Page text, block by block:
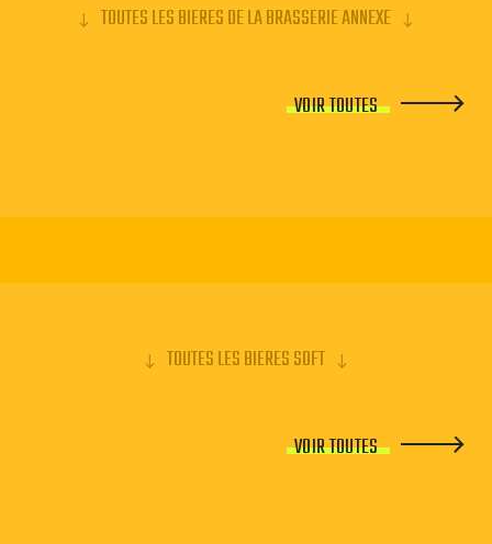
TOUTES LES BIERES DE LA BRASSERIE ANNEXE
VOIR TOUTES
TOUTES LES BIERES SOFT
VOIR TOUTES